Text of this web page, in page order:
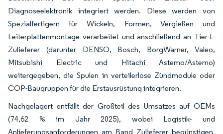
Diagnoseelektronik integriert werden. Diese werden von
Spezialfertigern für Wickeln, Formen, Vergießen und
Leiterplattenmontage verarbeitet und anschließend an Tier-1-
Zulieferer (darunter DENSO, Bosch, BorgWarner, Valeo,
Mitsubishi Electric und Hitachi Astemo/Astemo)
weitergegeben, die Spulen in verteilerlose Zündmodule oder
COP-Baugruppen für die Erstausrüstung integrieren.
Nachgelagert entfällt der Großteil des Umsatzes auf OEMs
(74,62 % im Jahr 2025), wobei Logistik- und
Anlieferungsanforderungen am Band Zulieferer begünstigen,